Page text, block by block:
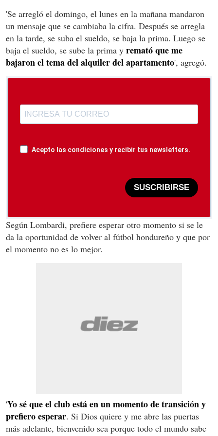
'Se arregló el domingo, el lunes en la mañana mandaron
un mensaje que se cambiaba la cifra. Después se arregla
en la tarde, se suba el sueldo, se baja la prima. Luego se
baja el sueldo, se sube la prima y remató que me
bajaron el tema del alquiler del apartamento', agregó.
Acepto las condiciones y recibir tus newsletters.
SUSCRIBIRSE
Según Lombardi, prefiere esperar otro momento si se le
da la oportunidad de volver al fútbol hondureño y que por
el momento no es lo mejor.
'Yo sé que el club está en un momento de transición y
prefiero esperar. Si Dios quiere y me abre las puertas
más adelante, bienvenido sea porque todo el mundo sabe